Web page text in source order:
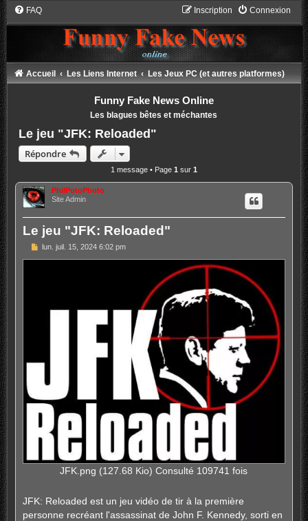
FAQ Connexion
Inscription
Accueil Les Liens Internet Les Jeux PC (et autres platformes)
Funny Fake News Online
Les blagues bêtes et méchantes
Le jeu "JFK: Reloaded"
Répondre
1 message • Page 1 sur 1
PhilPotoPhoto
Site Admin
Le jeu "JFK: Reloaded"
Mlun. juil. 15, 2024 6:02 pm
JFK.png (127.68 Kio) Consulté 109741 fois
JFK: Reloaded est un jeu vidéo de tir à la première
personne recréant l'assassinat de John F. Kennedy, sorti en